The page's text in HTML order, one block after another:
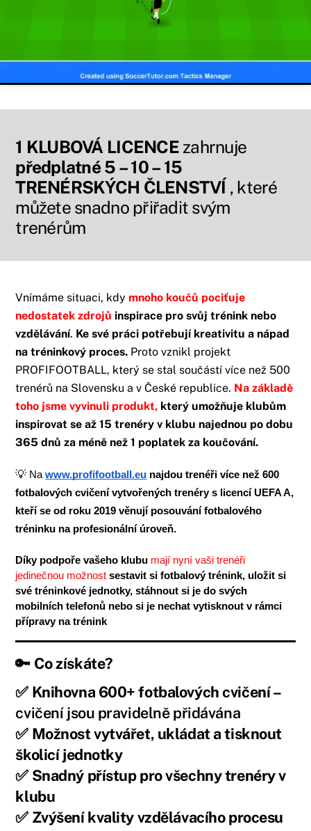
1 KLUBOVÁ LICENCE zahrnuje
předplatné 5 – 10 – 15
TRENÉRSKÝCH ČLENSTVÍ , které
můžete snadno přiřadit svým
trenérům
Vnímáme situaci, kdy mnoho koučů pociťuje
nedostatek zdrojů inspirace pro svůj trénink nebo
vzdělávání. Ke své práci potřebují kreativitu a nápad
na tréninkový proces. Proto vznikl projekt
PROFIFOOTBALL, který se stal součástí více než 500
trenérů na Slovensku a v České republice. Na základě
toho jsme vyvinuli produkt, který umožňuje klubům
inspirovat se až 15 trenéry v klubu najednou po dobu
365 dnů za méně než 1 poplatek za koučování.
💡 Nawww.profifootball.eu najdou trenéři více než600
fotbalových cvičení vytvořených trenéry s licencí UEFA A,
kteří se od roku 2019 věnují posouvání fotbalového
tréninku na profesionální úroveň.
Díky podpoře vašeho klubu mají nyní vaši trenéři
jedinečnou možnost sestavit si fotbalový trénink, uložit si
své tréninkové jednotky, stáhnout si je do svých
mobilních telefonů nebo si je nechat vytisknout v rámci
přípravy na trénink
🔑Co získáte?
✅ Knihovna 600+ fotbalových cvičení –
cvičení jsou pravidelně přidávána
✅ Možnost vytvářet, ukládat a tisknout
školicí jednotky
✅ Snadný přístup pro všechny trenéry v
klubu
✅ Zvýšení kvality vzdělávacího procesu